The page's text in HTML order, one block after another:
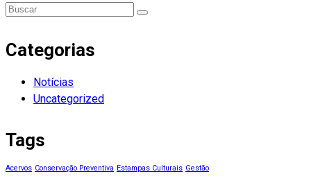
Categorias
Notícias
Uncategorized
Tags
Acervos Conservação Preventiva Estampas Culturais Gestão